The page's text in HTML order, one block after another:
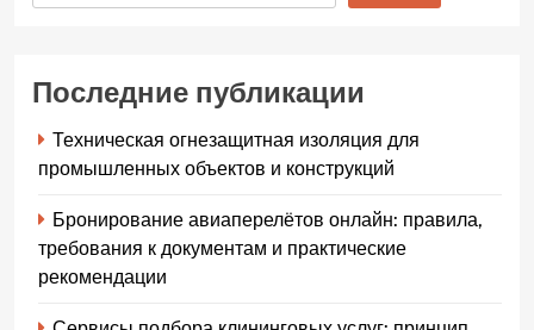
Последние публикации
Техническая огнезащитная изоляция для
промышленных объектов и конструкций
Бронирование авиаперелётов онлайн: правила,
требования к документам и практические
рекомендации